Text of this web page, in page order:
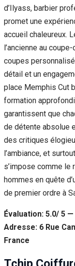
d’Ilyass, barbier
promet une
accueil chaleureux.
l’ancienne au
coupes
détail et un
place Memphis Cut
formation
garantissent que
de détente absolue
des critiques
l’ambiance, et
s’impose comme le
hommes en quête
de premier ordre à
Évaluation: 5.0/ 5 —
Adresse: 6 Rue
France